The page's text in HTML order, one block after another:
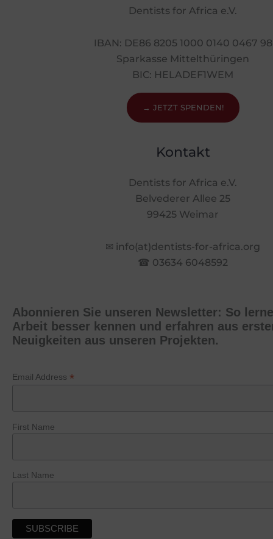
Dentists for Africa e.V.
IBAN: DE86 8205 1000 0140 0467 98
Sparkasse Mittelthüringen
BIC: HELADEF1WEM
→ JETZT SPENDEN!
Kontakt
Dentists for Africa e.V.
Belvederer Allee 25
99425 Weimar
✉ info(at)dentists-for-africa.org
☎ 03634 6048592
Abonnieren Sie unseren Newsletter: So
Arbeit besser kennen und erfahren aus
Neuigkeiten aus unseren Projekten.
Email Address *
First Name
Last Name